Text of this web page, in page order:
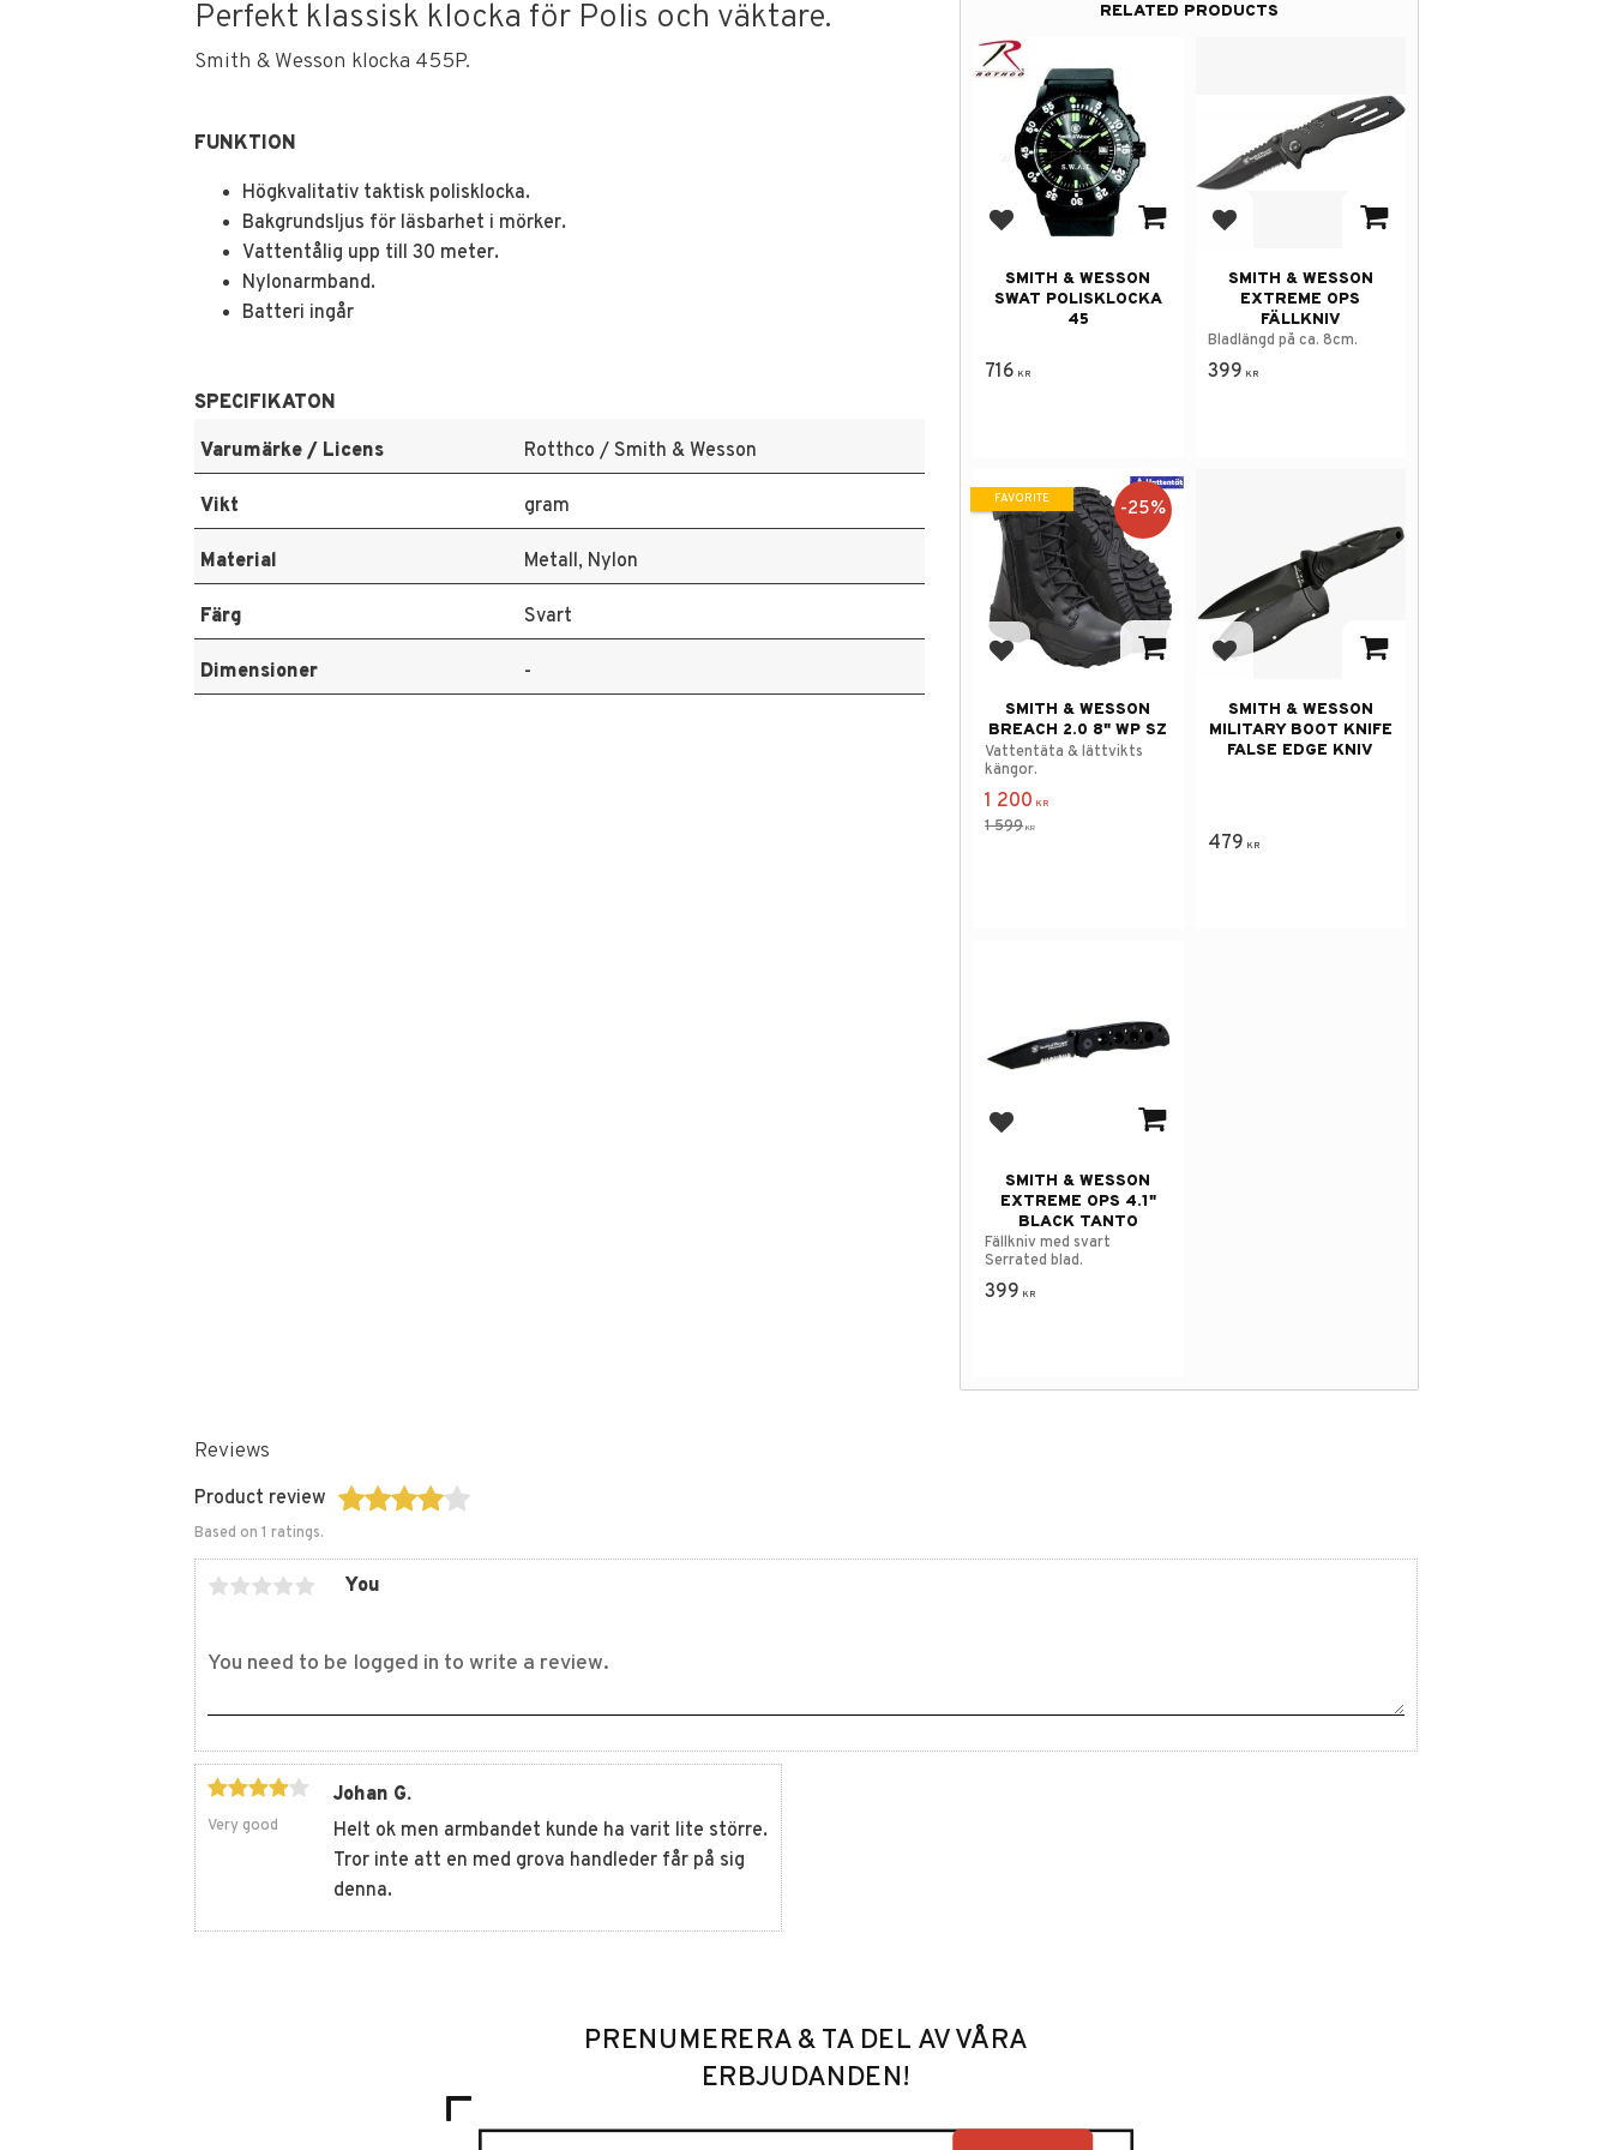
Perfekt klassisk klocka för Polis och väktare.
Smith & Wesson klocka 455P.
FUNKTION
Högkvalitativ taktisk polisklocka.
Bakgrundsljus för läsbarhet i mörker.
Vattentålig upp till 30 meter.
Nylonarmband.
Batteri ingår
SPECIFIKATON
Varumärke / Licens
Rotthco / Smith & Wesson
Vikt gram
Material Metall, Nylon
Färg Svart
Dimensioner -
Reviews
Product review
Based on 1 ratings.
You
Very good
Johan G.
Helt ok men armbandet kunde ha varit lite större.
Tror inte att en med grova handleder får på sig
denna.
RELATED PRODUCTS
Add to favorites
SMITH & WESSON
SWAT POLISKLOCKA
45
716 KR
Add to favorites
SMITH & WESSON
EXTREME OPS
FÄLLKNIV
Bladlängd på ca. 8cm.
399 KR
Add to favorites
SMITH & WESSON
BREACH 2.0 8" WP SZ
Vattentäta & lättvikts
kängor.
1 200 KR
1 599KR
25%
FAVORITE
Add to favorites
SMITH & WESSON
MILITARY BOOT KNIFE
FALSE EDGE KNIV
479 KR
Add to favorites
SMITH & WESSON
EXTREME OPS 4.1"
BLACK TANTO
Fällkniv med svart
Serrated blad.
399 KR
PRENUMERERA & TA DEL AV VÅRA
ERBJUDANDEN!